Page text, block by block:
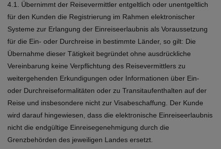
4.1. Übernimmt der Reisevermittler entgeltlich oder unentgeltlich
für den Kunden die Registrierung im Rahmen elektronischer
Systeme zur Erlangung der Einreiseerlaubnis als Voraussetzung
für die Ein- oder Durchreise in bestimmte Länder, so gilt: Die
Übernahme dieser Tätigkeit begründet ohne ausdrückliche
Vereinbarung keine Verpflichtung des Reisevermittlers zu
weitergehenden Erkundigungen oder Informationen über Ein-
oder Durchreiseformalitäten oder zu Transitaufenthalten auf der
Reise und insbesondere nicht zur Visabeschaffung. Der Kunde
wird darauf hingewiesen, dass die elektronische Einreiseerlaubnis
nicht die endgültige Einreisegenehmigung durch die
Grenzbehörden des jeweiligen Landes ersetzt.